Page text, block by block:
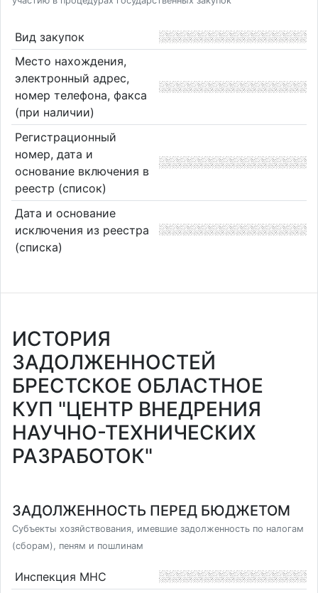
Вид закупок
Место нахождения,
электронный адрес,
номер телефона, факса
(при наличии)
Регистрационный
номер, дата и
основание включения в
реестр (список)
Дата и основание
исключения из реестра
(списка)
ИСТОРИЯ
ЗАДОЛЖЕННОСТЕЙ
БРЕСТСКОЕ ОБЛАСТНОЕ
КУП "ЦЕНТР ВНЕДРЕНИЯ
НАУЧНО-ТЕХНИЧЕСКИХ
РАЗРАБОТОК"
ЗАДОЛЖЕННОСТЬ ПЕРЕД БЮДЖЕТОМ
Субъекты хозяйствования, имевшие задолженность по налогам
(сборам), пеням и пошлинам
Инспекция МНС